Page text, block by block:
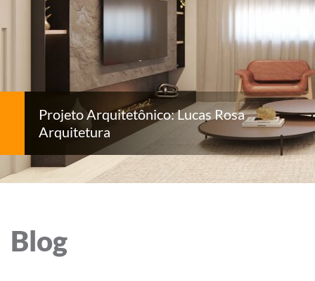
Projeto Arquitetônico: Lucas Rosa
Arquitetura
Blog